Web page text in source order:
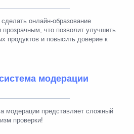
онлайн-образование
что позволит улучшить
продуктов и повысить доверие к
модерации
модерации представляет сложный
проверки!